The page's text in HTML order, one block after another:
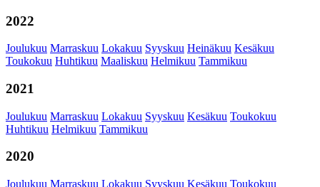
2022
Joulukuu Marraskuu Lokakuu Syyskuu Heinäkuu Kesäkuu
Toukokuu Huhtikuu Maaliskuu Helmikuu Tammikuu
2021
Joulukuu Marraskuu Lokakuu Syyskuu Kesäkuu Toukokuu
Huhtikuu Helmikuu Tammikuu
2020
Joulukuu Marraskuu Lokakuu Syyskuu Kesäkuu Toukokuu